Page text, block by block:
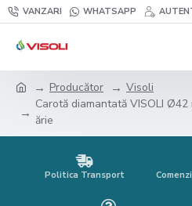
VANZARI WHATSAPP
Producător
Visoli
Carotă diamantată VISOLI
ărie
Politica Transport